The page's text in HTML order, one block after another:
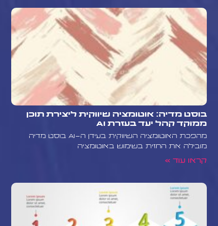
בוסט מדיה: אוטומציה שיווקית ליצירת תוכן
ממוקד קהל יעד בעזרת AI
מהפכת האוטומציה השיווקית בעידן ה-AI בוסט מדיה
מובילה את החזית בשימוש באוטומציה
קראו עוד »